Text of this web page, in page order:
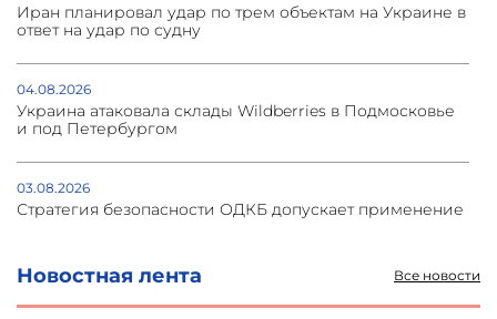
Новостная лента Все новости
Иран планировал удар по трем объектам на Украине в
ответ на удар по судну
04.08.2026
Украина атаковала склады Wildberries в Подмосковье
и под Петербургом
03.08.2026
Стратегия безопасности ОДКБ допускает применение
03.08.2026
Нассим Талеб отказался выступить с лекцией в